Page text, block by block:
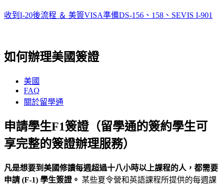
收到I-20後流程 ＆ 美簽VISA準備DS-156、158、SEVIS I-901
如何辦理美國簽證
美國
FAQ
關於留學通
申請學生F1簽證（留學通的簽約學生可
享完整的簽證辦理服務）
凡是想要到美國修讀每週超過十八小時以上課程的人，都需要
申請 (F-1) 學生簽證。 某些夏令營和英語課程所提供的每週課